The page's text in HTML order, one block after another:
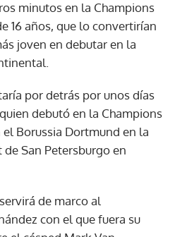
minutos en la Champions
16 años, que lo convertirían
joven en debutar en la
por detrás por unos días
debutó en la Champions
el Borussia Dortmund en la
San Petersburgo en
de marco al
con el que fuera su